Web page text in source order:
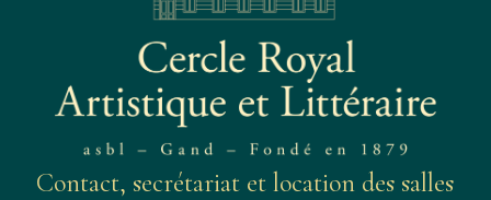
Contact, secrétariat et location des salles